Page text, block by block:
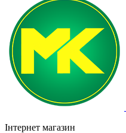
Інтернет магазин